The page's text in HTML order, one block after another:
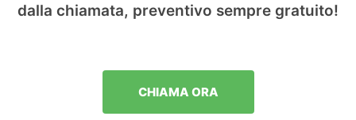
dalla chiamata, preventivo sempre gratuito!
CHIAMA ORA